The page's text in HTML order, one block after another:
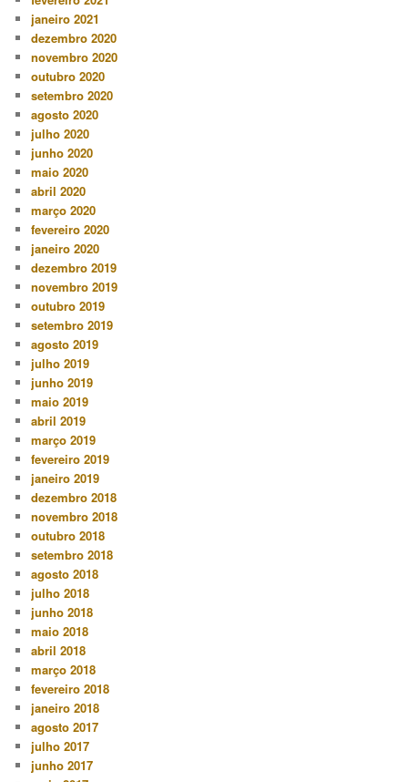
janeiro 2021
dezembro 2020
novembro 2020
outubro 2020
setembro 2020
agosto 2020
julho 2020
junho 2020
maio 2020
abril 2020
março 2020
fevereiro 2020
janeiro 2020
dezembro 2019
novembro 2019
outubro 2019
setembro 2019
agosto 2019
julho 2019
junho 2019
maio 2019
abril 2019
março 2019
fevereiro 2019
janeiro 2019
dezembro 2018
novembro 2018
outubro 2018
setembro 2018
agosto 2018
julho 2018
junho 2018
maio 2018
abril 2018
março 2018
fevereiro 2018
janeiro 2018
agosto 2017
julho 2017
junho 2017